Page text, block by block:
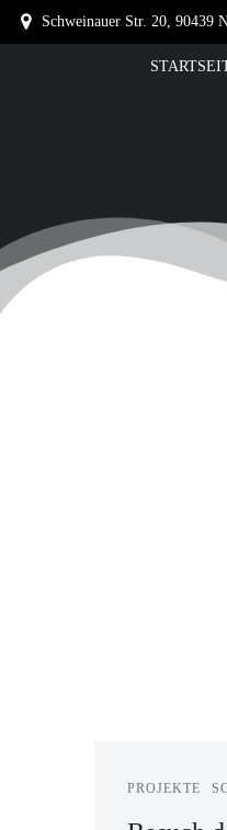
Springe
Schweinauer Str. 20, 90439
PROJEKTE